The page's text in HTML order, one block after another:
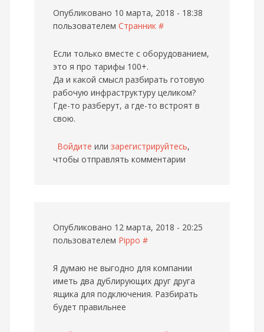
Опубликовано 10 марта, 2018 - 18:38
пользователем Странник #
Если только вместе с оборудованием,
это я про тарифы 100+.
Да и какой смысл разбирать готовую
рабочую инфраструктуру целиком?
Где-то разберут, а где-то встроят в
свою.
Войдите или зарегистрируйтесь,
чтобы отправлять комментарии
Опубликовано 12 марта, 2018 - 20:25
пользователем Pippo #
Я думаю не выгодно для компании
иметь два дублирующих друг друга
ящика для подключения. Разбирать
будет правильнее